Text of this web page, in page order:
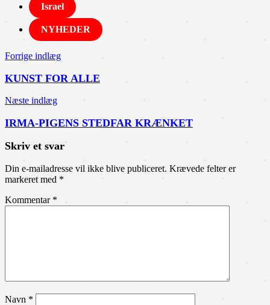
Israel
NYHEDER
Indlægsnavigation
Forrige indlæg
KUNST FOR ALLE
Næste indlæg
IRMA-PIGENS STEDFAR KRÆNKET
Skriv et svar
Din e-mailadresse vil ikke blive publiceret. Krævede felter er
markeret med *
Kommentar *
Navn *